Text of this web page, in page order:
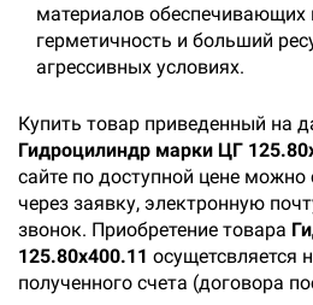
материалов
герметичность и больший
агрессивных условиях.
Купить товар приведенный на
Гидроцилиндр марки ЦГ
сайте по доступной цене
через заявку, электронную
звонок. Приобретение товара
125.80х400.11 осущетсвляется
полученного счета (договора